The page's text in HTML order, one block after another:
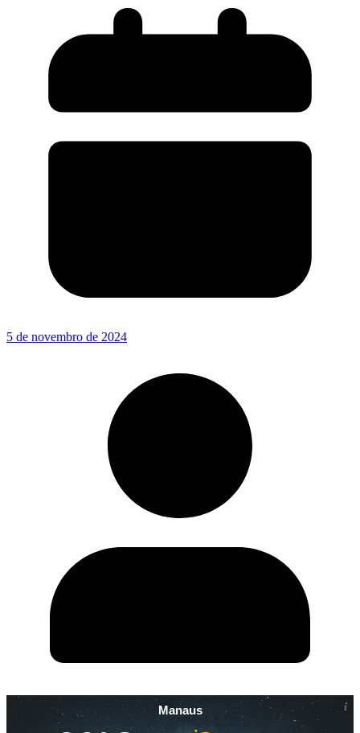
5 de novembro de 2024
Manaus